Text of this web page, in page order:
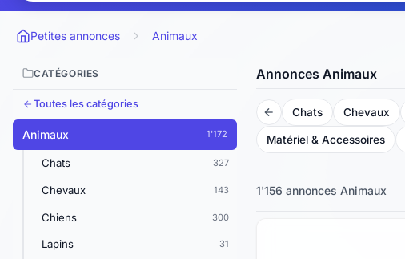
Petites annonces Animaux
CATÉGORIES
Toutes les catégories
Animaux 1'172
Chats 327
Chevaux 143
Chiens 300
Lapins 31
Annonces Animaux
Chats Chevaux
Matériel & Accessoires
1'156 annonces Animaux